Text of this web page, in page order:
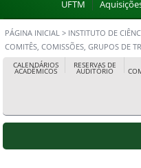
UFTM
PÁGINA INICIAL > INSTITUTO DE
COMITÊS, COMISSÕES, GRUPOS DE
CALENDÁRIOS
ACADÊMICOS
RESERVAS DE
AUDITÓRIO